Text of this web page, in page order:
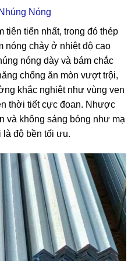
Nóng
tiến nhất, trong đó thép
nóng chảy ở nhiệt độ cao
nóng dày và bám chắc
chống ăn mòn vượt trội,
khắc nghiệt như vùng ven
thời tiết cực đoan. Nhược
và không sáng bóng như mạ
là độ bền tối ưu.